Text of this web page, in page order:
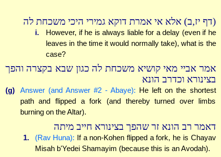
(דף יז,ב) אלא אי אמרת דוקא גמירי היכי משכחת לה
i.
However, if he is always liable for a delay (even if he
leaves in the time it would normally take), what is the
case?
אמר אביי מאי קושיא משכחת לה כגון שבא בקצרה והפך
בצינורא וכדרב הונא
(g) Answer (and Answer #2 - Abaye): He left on the shortest
path and flipped a fork (and thereby turned over limbs
burning on the Altar).
דאמר רב הונא זר שהפך בצינורא חייב מיתה
1. (Rav Huna): If a non-Kohen flipped a fork, he is Chayav
Misah b'Yedei Shamayim (because this is an Avodah).